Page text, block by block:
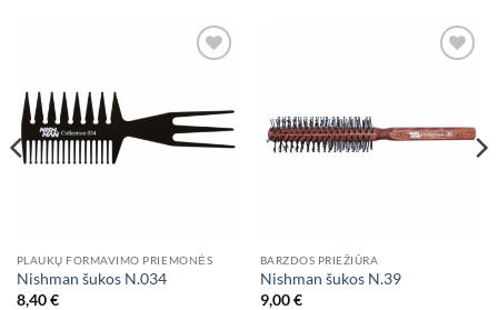
PLAUKŲ FORMAVIMO PRIEMONĖS
Nishman šukos N.034
8,40€
BARZDOS PRIEŽIŪRA
Nishman šukos N.39
9,00€